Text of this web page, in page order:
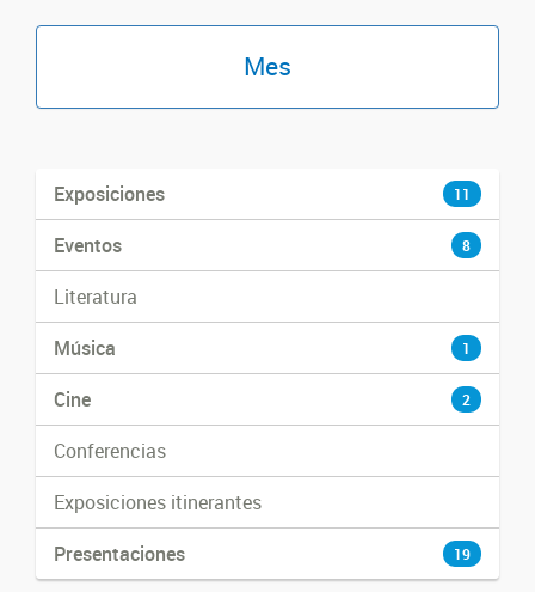
Mes
Exposiciones 11
Eventos 8
Literatura
Música
1
Cine 2
Conferencias
Exposiciones itinerantes
Presentaciones
19